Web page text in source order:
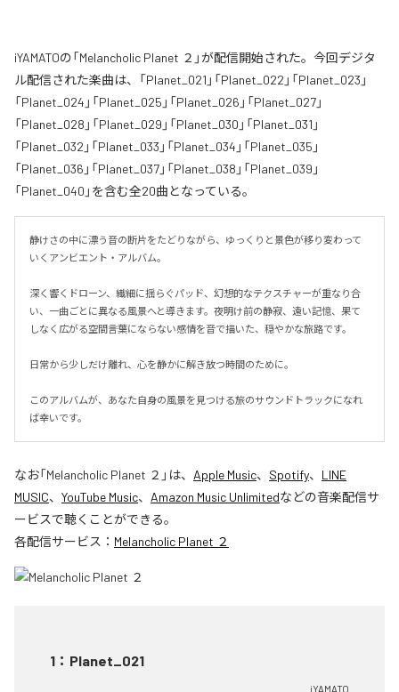
iYAMATOの「Melancholic Planet ２」が配信開始された。今回デジタ
ル配信された楽曲は、「Planet_021」「Planet_022」「Planet_023」
「Planet_024」「Planet_025」「Planet_026」「Planet_027」
「Planet_028」「Planet_029」「Planet_030」「Planet_031」
「Planet_032」「Planet_033」「Planet_034」「Planet_035」
「Planet_036」「Planet_037」「Planet_038」「Planet_039」
「Planet_040」を含む全20曲となっている。
静けさの中に漂う音の断片をたどりながら、ゆっくりと景色が移り変わって
いくアンビエント・アルバム。
深く響くドローン、繊細に揺らぐパッド、幻想的なテクスチャーが重なり合
い、一曲ごとに異なる風景へと導きます。夜明け前の静寂、遠い記憶、果て
しなく広がる空間――言葉にならない感情を音で描いた、穏やかな旅路です。
日常から少しだけ離れ、心を静かに解き放つ時間のために。
このアルバムが、あなた自身の風景を見つける旅のサウンドトラックになれ
ば幸いです。
なお「Melancholic Planet ２ 」は、 Apple Music、 Spotify、 LINE
MUSIC、 YouTube Music、 Amazon Music Unlimitedなどの音楽配信サ
ービスで聴くことができる。
各配信サービス： Melancholic Planet ２
1 ： Planet_021
iYAMATO